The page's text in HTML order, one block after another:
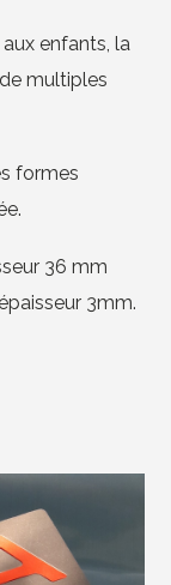
enfants, la
multiples
formes
36 mm
3mm.